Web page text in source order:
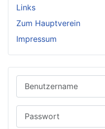
Links
Zum Hauptverein
Impressum